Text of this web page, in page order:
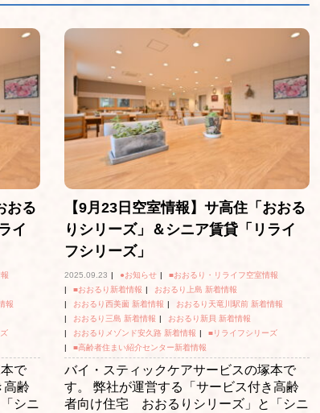
おる
イ
報
で
高齢
シニ
【9月23日空室情報】サ高住「おおる
りシリーズ」＆シニア賃貸「リライ
フシリーズ」
2025.09.23 | ●お知らせ |
■おおるり・リライフ空室情報
|
■おおるり新着情報 |
おおるり上島 新着情報
|
おおるり西美薗 新着情報 |
おおるり天竜川駅前 新着情報
|
おおるり三島 新着情報 |
おおるり新貝 新着情報
|
おおるりメゾンド安久路 新着情報 |
■リライフシリーズ
|
■高齢者住まい紹介センター新着情報
バイ・スティックケアサービスの塚本で
す。 弊社が運営する「サービス付き高齢
者向け住宅 おおるりシリーズ」と「シニ